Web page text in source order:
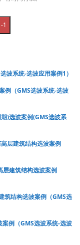
1
波系统-选波应用案例1）
例（GMS选波系统-选波
)选波案例(GMS选波系
层建筑结构选波案例
建筑结构选波案例
筑结构选波案例（GMS选
例（GMS选波系统-选波